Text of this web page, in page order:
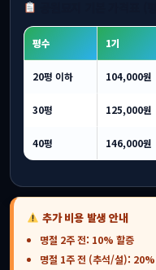
평수 1기
20평 이하 104,000원
30평 125,000원
40평 146,000원
추가 비용 발생 안내
명절 2주 전: 10% 할증
명절 1주 전 (추석/설):